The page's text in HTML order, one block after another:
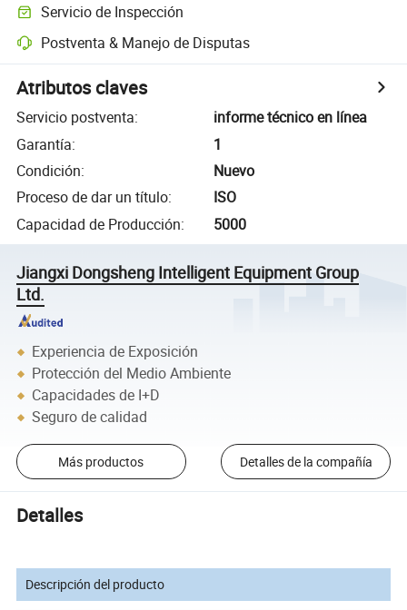
Servicio de Inspección
Postventa & Manejo de Disputas
Atributos claves
Servicio postventa:
informe técnico en línea
Garantía:
1
Condición:
Nuevo
Proceso de dar un título:
ISO
Capacidad de Producción: 5000
Jiangxi Dongsheng Intelligent Equipment Group
Ltd.
Experiencia de Exposición
Protección del Medio Ambiente
Capacidades de I+D
Seguro de calidad
Más productos Detalles de la compañía
Detalles
Descripción del producto